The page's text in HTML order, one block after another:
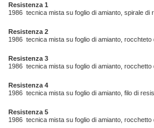
Resistenza 1
1986 tecnica mista su foglio di amianto, spirale
Resistenza 2
1986 tecnica mista su foglio di amianto,
Resistenza 3
1986 tecnica mista su foglio di amianto,
Resistenza 4
1986 tecnica mista su foglio di amianto, filo di
Resistenza 5
1986 tecnica mista su foglio di amianto,